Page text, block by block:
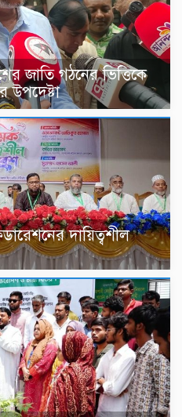
জাতি গঠনের ভিত্তিকে
উপদেষ্টা
দায়িত্বশীল